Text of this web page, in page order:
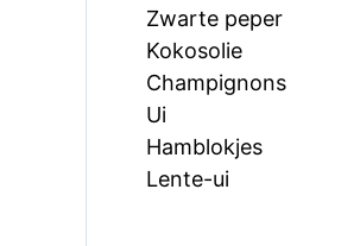
Zwarte peper
Kokosolie
Champignons
Ui
Hamblokjes
Lente-ui